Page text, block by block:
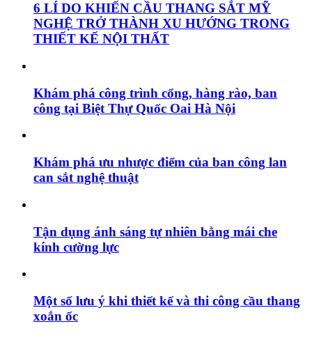
6 LÍ DO KHIẾN CẦU THANG SẮT MỸ
NGHỆ TRỞ THÀNH XU HƯỚNG TRONG
THIẾT KẾ NỘI THẤT
Khám phá công trình cổng, hàng rào, ban
công tại Biệt Thự Quốc Oai Hà Nội
Khám phá ưu nhược điểm của ban công lan
can sắt nghệ thuật
Tận dụng ánh sáng tự nhiên bằng mái che
kính cường lực
Một số lưu ý khi thiết kế và thi công cầu thang
xoắn ốc